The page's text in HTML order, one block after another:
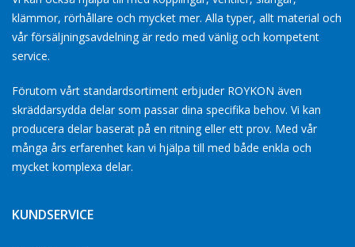
klämmor, rörhållare och mycket mer. Alla typer, allt material och
vår försäljningsavdelning är redo med vänlig och kompetent
service.
Förutom vårt standardsortiment erbjuder ROYKON även
skräddarsydda delar som passar dina specifika behov. Vi kan
producera delar baserat på en ritning eller ett prov. Med vår
många års erfarenhet kan vi hjälpa till med både enkla och
mycket komplexa delar.
KUNDSERVICE